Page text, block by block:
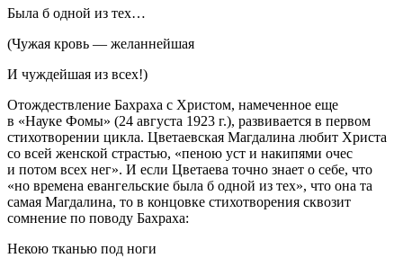
Была б одной из тех…
(Чужая кровь — желаннейшая
И чуждейшая из всех!)
Отождествление Бахраха с Христом, намеченное еще
в «Науке Фомы» (24 августа 1923 г.), развивается в первом
стихотворении цикла. Цветаевская Магдалина любит Христа
со всей женской страстью, «пеною уст и накипями очес
и потом всех нег». И если Цветаева точно знает о себе, что
«но времена евангельские была б одной из тех», что она та
самая Магдалина, то в концовке стихотворения сквозит
сомнение по поводу Бахраха:
Некою тканью под ноги